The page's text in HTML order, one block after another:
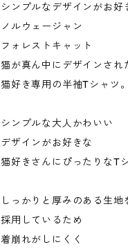
シンプルなデザインがお好
ノルウェージャン
フォレストキャット
猫が真ん中にデザインされ
猫好き専用の半袖Tシャツ。
シンプルな大人かわいい
デザインがお好きな
猫好きさんにぴったりなTシ
しっかりと厚みのある生地
採用しているため
着崩れがしにくく